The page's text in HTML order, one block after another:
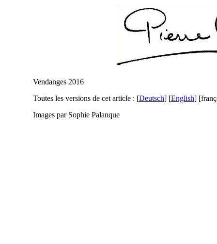
Vendanges 2016
Toutes les versions de cet article : [Deutsch] [English]
Images par Sophie Palanque